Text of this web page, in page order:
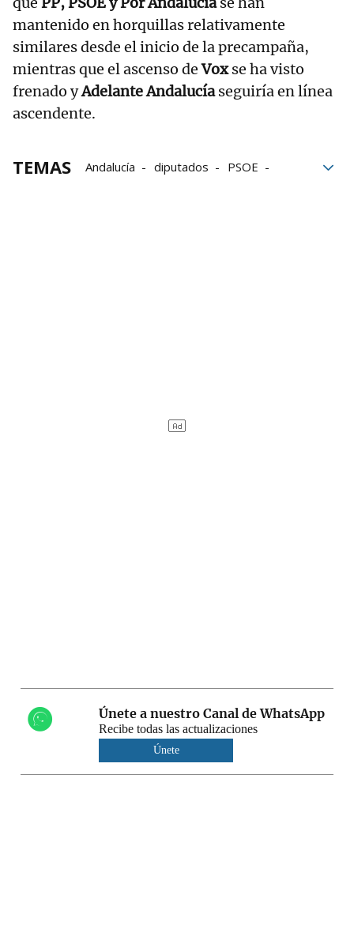
mantenido en horquillas relativamente
similares desde el inicio de la precampaña,
mientras que el ascenso deVoxse ha visto
frenado yAdelante Andalucíaseguiría en línea
ascendente.
TEMAS Andalucía diputados
PSOE
Únete a nuestro Canal de WhatsApp
Recibe todas las actualizaciones
Únete